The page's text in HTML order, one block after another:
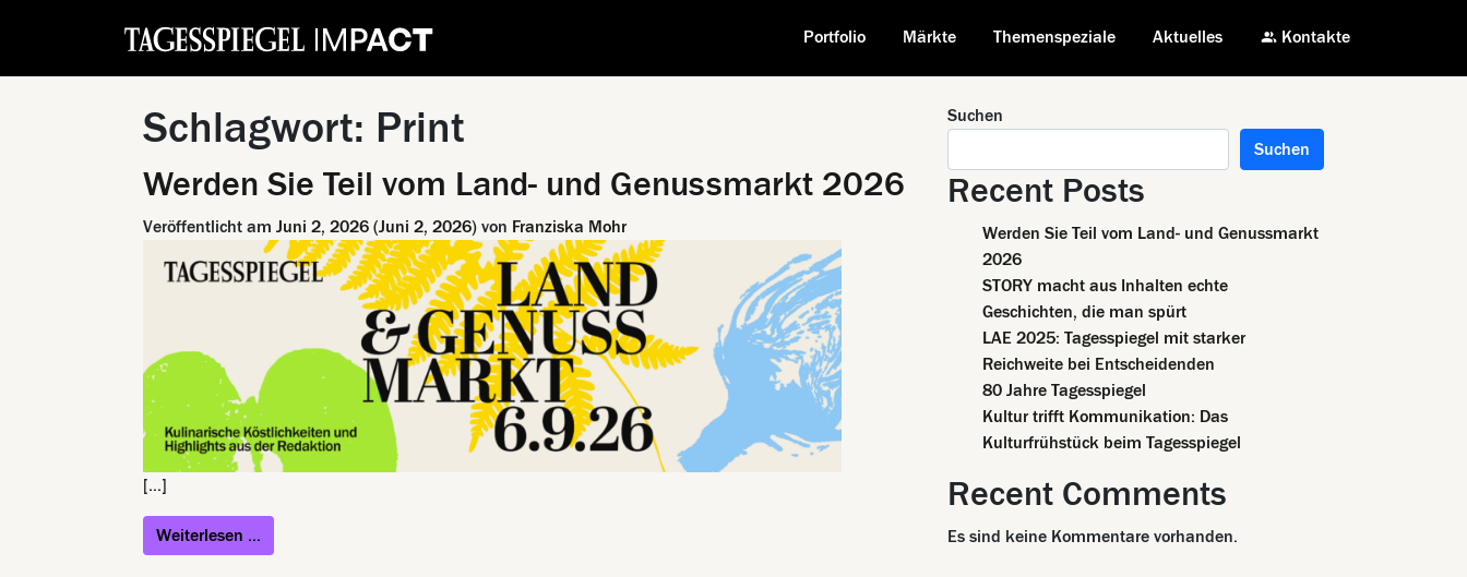
Portfolio Märkte Themenspeziale Aktuelles Kontakte
Schlagwort: Print
Werden Sie Teil vom Land- und Genussmarkt 2026
Veröffentlicht am Juni 2, 2026 (Juni 2, 2026) von Franziska Mohr
[…]
Weiterlesen …
Suchen
Suchen
Recent Posts
Werden Sie Teil vom Land- und Genussmarkt
2026
STORY macht aus Inhalten echte
Geschichten, die man spürt
LAE 2025: Tagesspiegel mit starker
Reichweite bei Entscheidenden
80 Jahre Tagesspiegel
Kultur trifft Kommunikation: Das
Kulturfrühstück beim Tagesspiegel
Recent Comments
Es sind keine Kommentare vorhanden.